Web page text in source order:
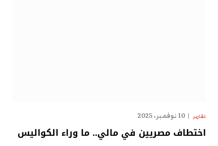
تقارير 10 نوفمبر، 2025
اختطاف مصريين في مالي.. ما وراء الكواليس